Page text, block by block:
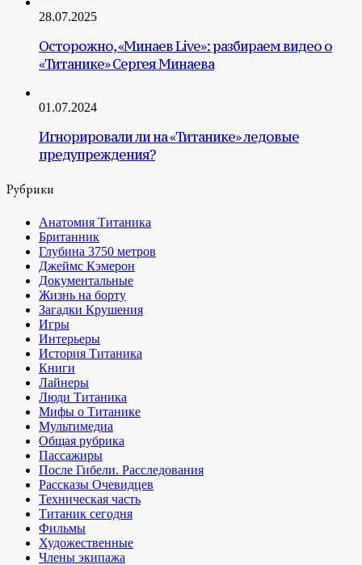
28.07.2025
Осторожно, «Минаев Live»: разбираем видео о
«Титанике» Сергея Минаева
01.07.2024
Игнорировали ли на «Титанике» ледовые
предупреждения?
Рубрики
Анатомия Титаника
Британник
Глубина 3750 метров
Джеймс Кэмерон
Документальные
Жизнь на борту
Загадки Крушения
Игры
Интерьеры
История Титаника
Книги
Лайнеры
Люди Титаника
Мифы о Титанике
Мультимедиа
Общая рубрика
Пассажиры
После Гибели. Расследования
Рассказы Очевидцев
Техническая часть
Титаник сегодня
Фильмы
Художественные
Члены экипажа